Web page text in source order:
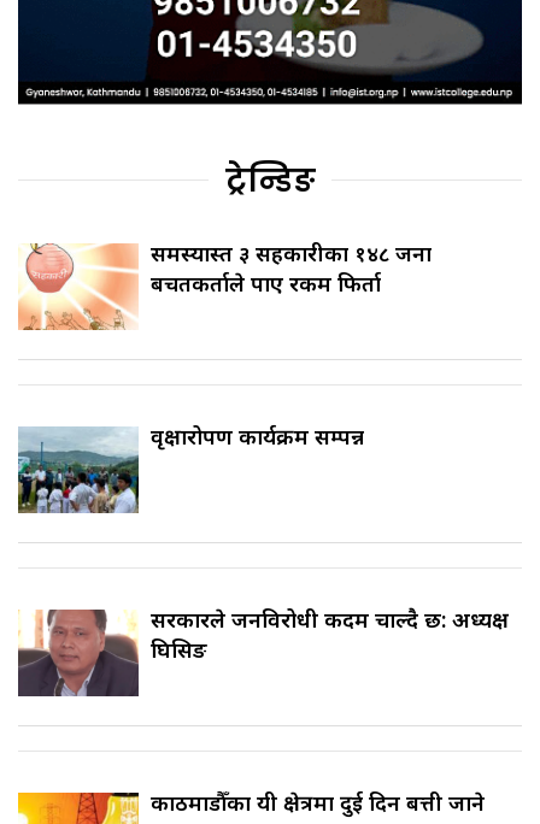
ट्रेन्डिङ
समस्याग्रस्त ३ सहकारीका १४८ जना
बचतकर्ताले पाए रकम फिर्ता
वृक्षारोपण कार्यक्रम सम्पन्न
सरकारले जनविरोधी कदम चाल्दै छ: अध्यक्ष
घिसिङ
काठमाडौँका यी क्षेत्रमा दुई दिन बत्ती जाने